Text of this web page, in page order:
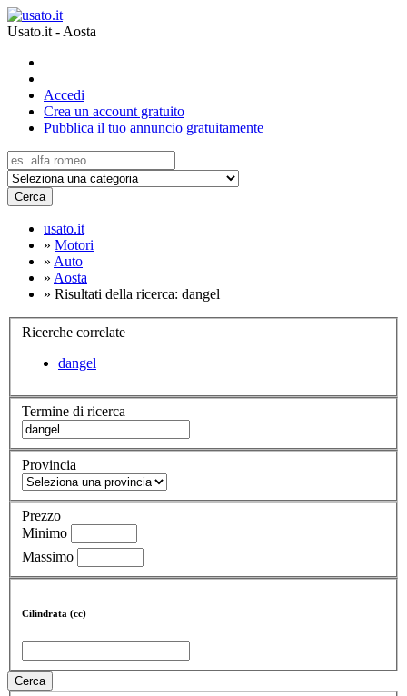
Usato.it - Aosta
Accedi
Crea un account gratuito
Pubblica il tuo annuncio gratuitamente
Cerca
usato.it
» Motori
» Auto
» Aosta
» Risultati della ricerca: dangel
Ricerche correlate
dangel
Termine di ricerca
Provincia
Prezzo
Minimo
Massimo
Cilindrata (cc)
Cerca